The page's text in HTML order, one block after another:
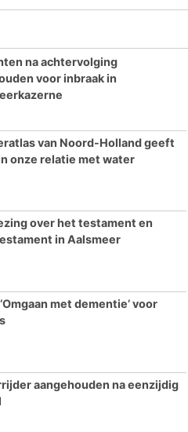
na achtervolging
voor inbraak in
van Noord-Holland geeft
onze relatie met water
over het testament en
in Aalsmeer
met dementie’ voor
aangehouden na eenzijdig